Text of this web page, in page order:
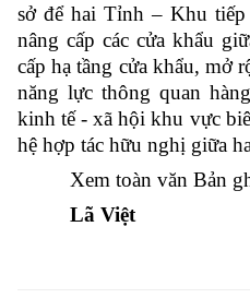
sở để hai Tỉnh – Khu
nâng cấp các cửa khẩu
cấp hạ tầng cửa khẩu, mở
năng lực thông quan
kinh tế - xã hội khu vực
hệ hợp tác hữu nghị giữa
Xem toàn văn Bản
Lã Việt